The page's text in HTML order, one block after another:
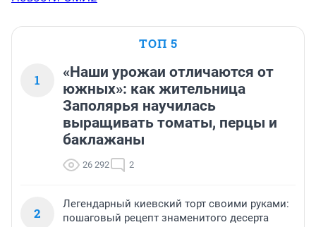
ТОП 5
1
«Наши урожаи отличаются от
южных»: как жительница
Заполярья научилась
выращивать томаты, перцы и
баклажаны
26 292 2
2
Легендарный киевский торт своими руками:
пошаговый рецепт знаменитого десерта